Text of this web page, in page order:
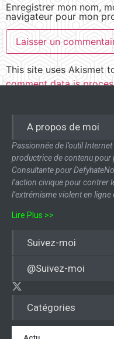
Enregistrer mon nom,
navigateur pour mon
This site uses Akismet
comment data is
Catégories
A propos de moi
Passionnée de l’outil
productrice de contenu pour
Consultante pour
l’action civique pour contrer
l’extrémisme violent en ligne
Lire Plus >>
Suivez-moi
@Suivez-moi